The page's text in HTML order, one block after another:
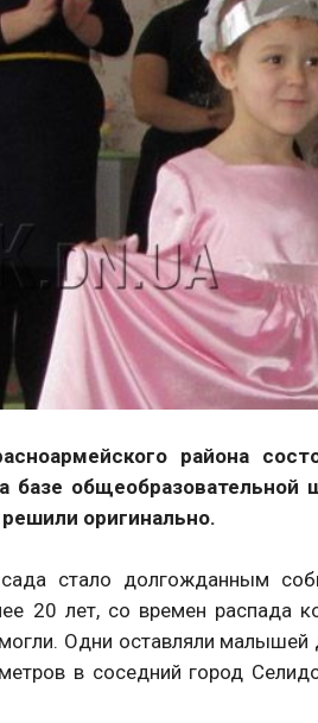
района
базе общеобразовательной
оригинально.
стало долгожданным
20 лет, со времен распада
Одни оставляли
в соседний город